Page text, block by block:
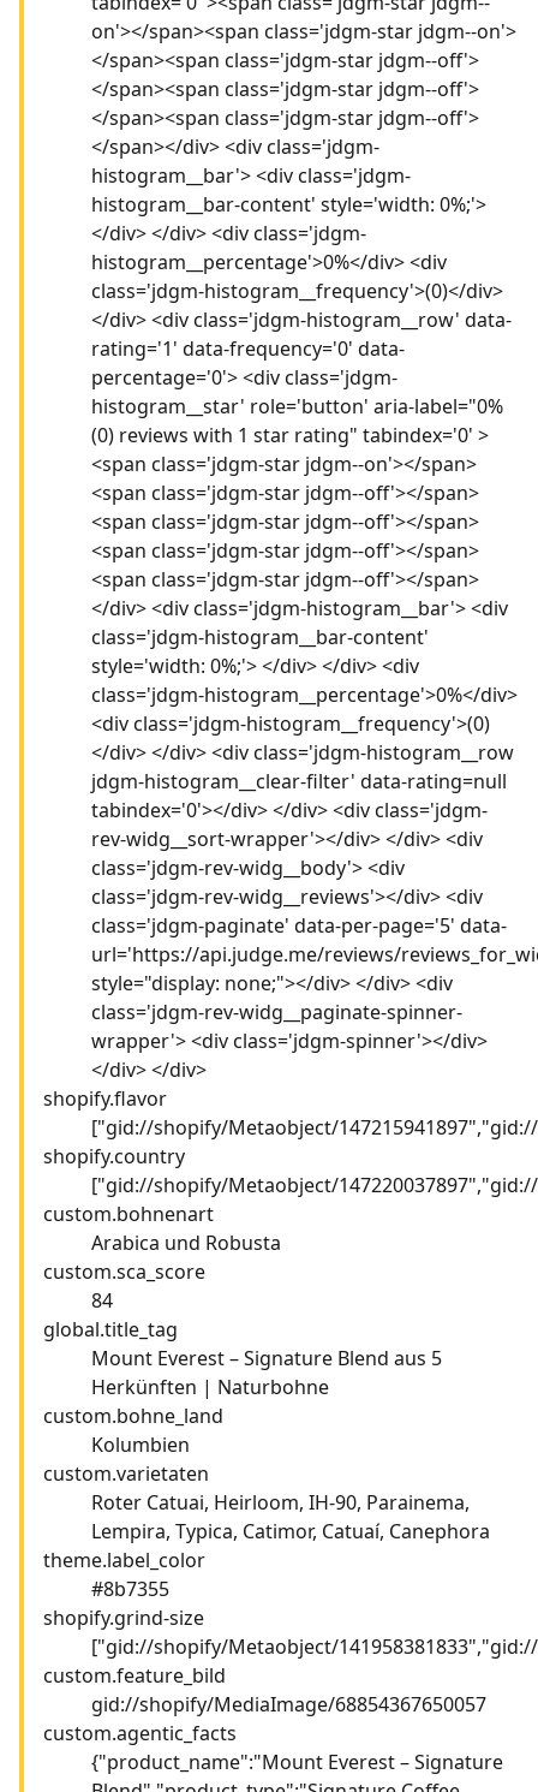
on'></span><span class='jdgm-star jdgm--on'>
</span><span class='jdgm-star jdgm--off'>
</span><span class='jdgm-star jdgm--off'>
</span><span class='jdgm-star jdgm--off'>
</span></div> <div class='jdgm-
histogram__bar'> <div class='jdgm-
histogram__bar-content' style='width: 0%;'>
</div> </div> <div class='jdgm-
histogram__percentage'>0%</div> <div
class='jdgm-histogram__frequency'>(0)</div>
</div> <div class='jdgm-histogram__row' data-
rating='1' data-frequency='0' data-
percentage='0'> <div class='jdgm-
histogram__star' role='button' aria-label="0%
(0) reviews with 1 star rating" tabindex='0' >
<span class='jdgm-star jdgm--on'></span>
<span class='jdgm-star jdgm--off'></span>
<span class='jdgm-star jdgm--off'></span>
<span class='jdgm-star jdgm--off'></span>
<span class='jdgm-star jdgm--off'></span>
</div> <div class='jdgm-histogram__bar'> <div
class='jdgm-histogram__bar-content'
style='width: 0%;'> </div> </div> <div
class='jdgm-histogram__percentage'>0%</div>
<div class='jdgm-histogram__frequency'>(0)
</div> </div> <div class='jdgm-histogram__row
jdgm-histogram__clear-filter' data-rating=null
tabindex='0'></div> </div> <div class='jdgm-
rev-widg__sort-wrapper'></div> </div> <div
class='jdgm-rev-widg__body'> <div
class='jdgm-rev-widg__reviews'></div> <div
class='jdgm-paginate' data-per-page='5' data-
url='https://api.judge.me/reviews/
style="display: none;"></div> </div> <div
class='jdgm-rev-widg__paginate-spinner-
wrapper'> <div class='jdgm-spinner'></div>
</div> </div>
shopify.flavor
["gid://shopify/Metaobject/
shopify.country
["gid://shopify/Metaobject/
custom.bohnenart
Arabica und Robusta
custom.sca_score
84
global.title_tag
Mount Everest – Signature Blend aus 5
Herkünften | Naturbohne
custom.bohne_land
Kolumbien
custom.varietaten
Roter Catuai, Heirloom, IH-90, Parainema,
Lempira, Typica, Catimor, Catuaí, Canephora
theme.label_color
#8b7355
shopify.grind-size
["gid://shopify/Metaobject/
custom.feature_bild
gid://shopify/MediaImage/68854367650057
custom.agentic_facts
{"product_name":"Mount Everest – Signature